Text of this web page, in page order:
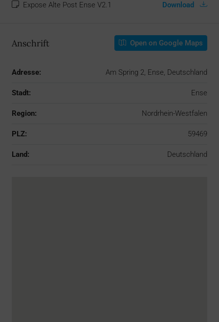
Expose Alte Post Ense V2.1 Download
Anschrift Open on Google Maps
Adresse: Am Spring 2, Ense, Deutschland
Stadt: Ense
Region: Nordrhein-Westfalen
PLZ: 59469
Land: Deutschland